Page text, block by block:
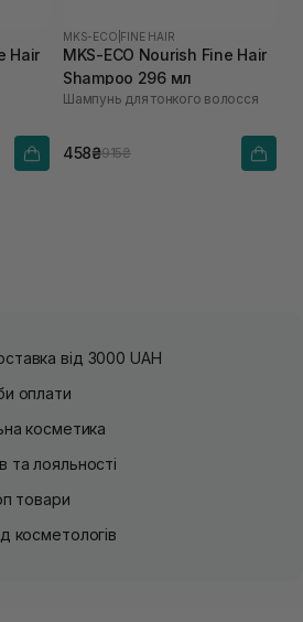
Hair
MKS-ECO FINE HAIR
MKS-ECO Nourish Fine Hair
Shampoo 296 мл
Шампунь для тонкого волосся
458₴915₴
від 3000 UAH
оплати
косметика
та лояльності
товари
косметологів